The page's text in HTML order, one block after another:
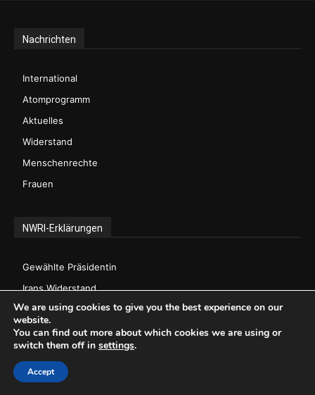
Nachrichten
International
Atomprogramm
Aktuelles
Widerstand
Menschenrechte
Frauen
NWRI-Erklärungen
Gewählte Präsidentin
Irans Widerstand
Inland
Menschenrechte
Frauen
Terrorismus & Fundamentalismus
We are using cookies to give you the best experience on our
website.
You can find out more about which cookies we are using or
switch them off in settings.
Accept